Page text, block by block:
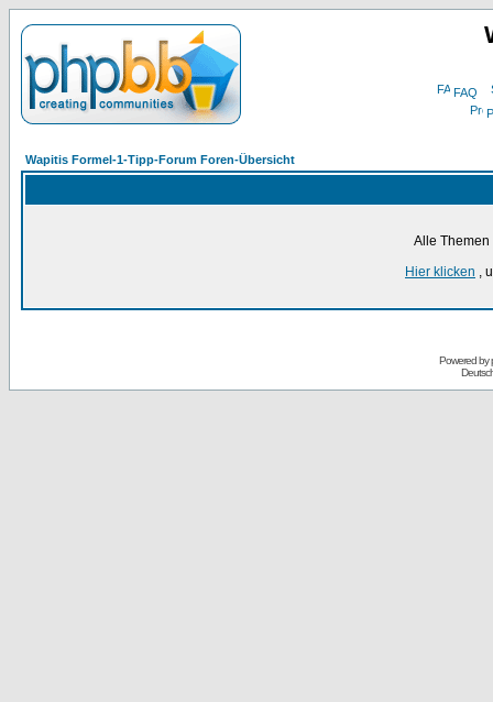
FAQ
Wapitis Formel-1-Tipp-Forum Foren-Übersicht
Alle
Hier klicken ,
Powered by